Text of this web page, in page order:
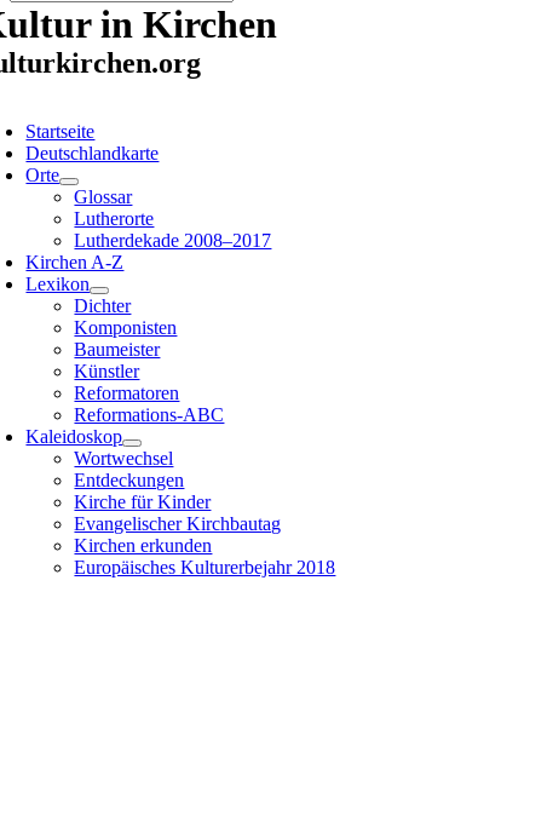
Zum
Inhalt
springen
in Kirchen
Startseite
Deutschlandkarte
Orte
Glossar
Lutherorte
Lutherdekade 2008–2017
Kirchen A-Z
Lexikon
Dichter
Komponisten
Baumeister
Künstler
Reformatoren
Reformations-ABC
Kaleidoskop
Wortwechsel
Entdeckungen
Kirche für Kinder
Evangelischer Kirchbautag
Kirchen erkunden
Europäisches Kulturerbejahr 2018